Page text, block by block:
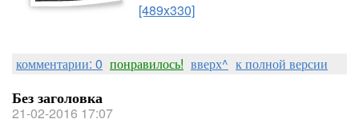
[489x330]
комментарии: 0 понравилось! вверх^ к полной версии
Без заголовка
21-02-2016 17:07